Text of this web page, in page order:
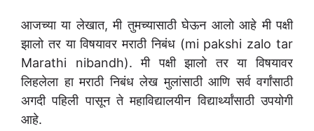
आजच्या या लेखात, मी तुमच्यासाठी घेऊन आलो आहे मी पक्षी
झालो तर या विषयावर मराठी निबंध (mi pakshi zalo tar
Marathi nibandh). मी पक्षी झालो तर या विषयावर
लिहलेला हा मराठी निबंध लेख मुलांसाठी आणि सर्व वर्गांसाठी
अगदी पहिली पासून ते महाविद्यालयीन विद्यार्थ्यांसाठी उपयोगी
आहे.